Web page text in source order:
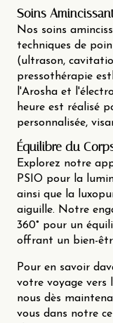
Soins
Nos soins
techniques de
(ultrason,
pressothérapie
l'Arosha et
heure est réalisé
personnalisée,
Équilibre du
Explorez notre
PSIO pour la
ainsi que la
aiguille. Notre
360° pour un
offrant un bien-
Pour en savoir
votre voyage vers
nous dès
vous dans notre